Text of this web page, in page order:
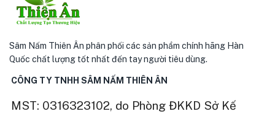
Sâm Nấm Thiên Ân phân phối các sản phẩm chính hãng Hàn
Quốc chất lượng tốt nhất đến tay người tiêu dùng.
CÔNG TY TNHH SÂM NẤM THIÊN ÂN
MST: 0316323102, do Phòng ĐKKD Sở Kế